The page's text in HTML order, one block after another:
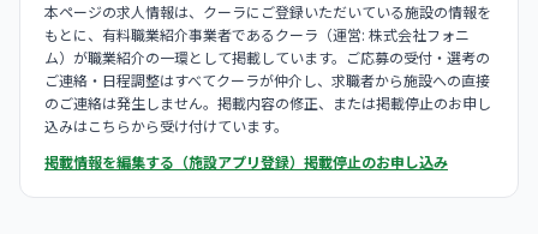
本ページの求人情報は、クーラにご登録いただいている施設の情報を
もとに、有料職業紹介事業者であるクーラ（運営: 株式会社フォニ
ム）が職業紹介の一環として掲載しています。ご応募の受付・選考の
ご連絡・日程調整はすべてクーラが仲介し、求職者から施設への直接
のご連絡は発生しません。掲載内容の修正、または掲載停止のお申し
込みはこちらから受け付けています。
掲載情報を編集する（施設アプリ登録） 掲載停止のお申し込み